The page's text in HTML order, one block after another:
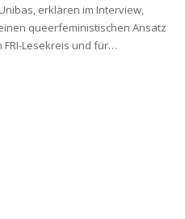
erklären im Interview,
queerfeministischen Ansatz
Lesekreis und für…